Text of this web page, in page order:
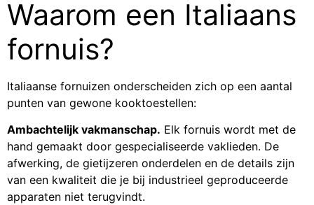
Waarom een Italiaans
fornuis?
Italiaanse fornuizen onderscheiden zich op een aantal
punten van gewone kooktoestellen:
Ambachtelijk vakmanschap. Elk fornuis wordt met de
hand gemaakt door gespecialiseerde vaklieden. De
afwerking, de gietijzeren onderdelen en de details zijn
van een kwaliteit die je bij industrieel geproduceerde
apparaten niet terugvindt.